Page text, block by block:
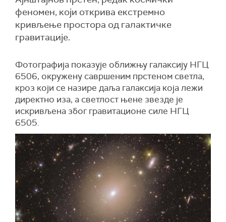
феномен, који открива екстремно
кривљење простора од галактичке
гравитације.
Фотографија показује оближњу галаксију НГЦ
6506, окружену савршеним прстеном светла,
кроз који се назире даља галаксија која лежи
директно иза, а светлост њене звезде је
искривљена због гравитационе силе НГЦ
6505.